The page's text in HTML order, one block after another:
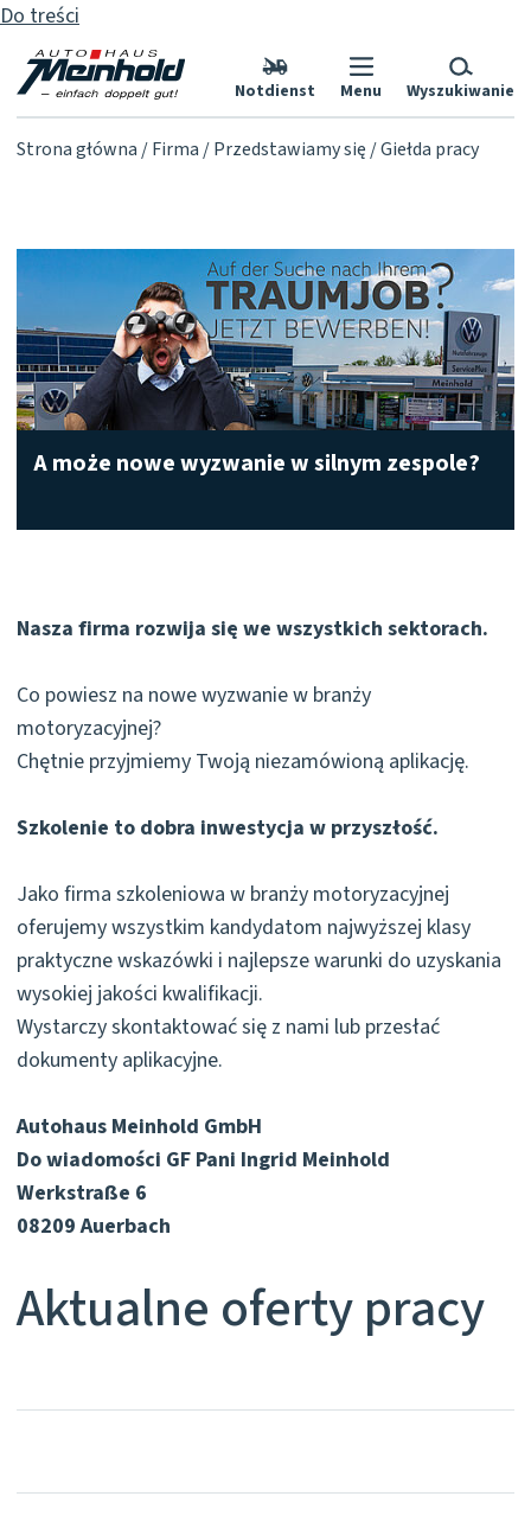
Do treści
Notdienst Menu Wyszukiwanie
Strona główna Firma Przedstawiamy się Giełda pracy
A może nowe wyzwanie w silnym zespole?
Nasza firma rozwija się we wszystkich sektorach.
Co powiesz na nowe wyzwanie w branży
motoryzacyjnej?
Chętnie przyjmiemy Twoją niezamówioną aplikację.
Szkolenie to dobra inwestycja w przyszłość.
Jako firma szkoleniowa w branży motoryzacyjnej
oferujemy wszystkim kandydatom najwyższej klasy
praktyczne wskazówki i najlepsze warunki do uzyskania
wysokiej jakości kwalifikacji.
Wystarczy skontaktować się z nami lub przesłać
dokumenty aplikacyjne.
Autohaus Meinhold GmbH
Do wiadomości GF Pani Ingrid Meinhold
Werkstraße 6
08209 Auerbach
Aktualne oferty pracy